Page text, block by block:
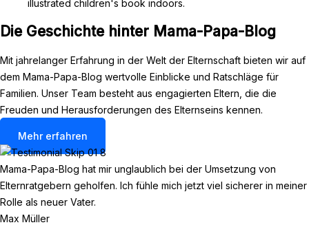
Die Geschichte hinter Mama-Papa-Blog
Mit jahrelanger Erfahrung in der Welt der Elternschaft bieten wir auf
dem Mama-Papa-Blog wertvolle Einblicke und Ratschläge für
Familien. Unser Team besteht aus engagierten Eltern, die die
Freuden und Herausforderungen des Elternseins kennen.
Mehr erfahren
Mama-Papa-Blog hat mir unglaublich bei der Umsetzung von
Elternratgebern geholfen. Ich fühle mich jetzt viel sicherer in meiner
Rolle als neuer Vater.
Max Müller